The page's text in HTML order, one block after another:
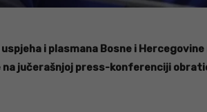
i plasmana Bosne i
jučerašnjoj press-konferenciji